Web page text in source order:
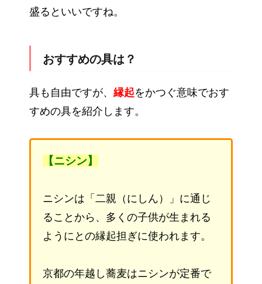
盛るといいですね。
おすすめの具は？
具も自由ですが、 縁起をかつぐ意味でおす
すめの具を紹介します。
【ニシン】
ニシンは「二親（にしん）」に通じ
ることから、多くの子供が生まれる
ようにとの縁起担ぎに使われます。
京都の年越し蕎麦はニシンが定番で